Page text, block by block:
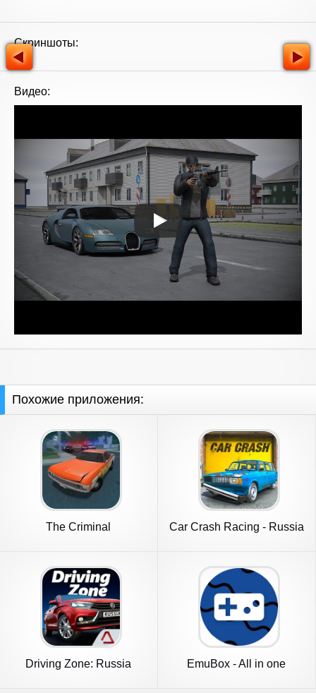
Скриншоты:
Видео:
Похожие приложения:
The Criminal Car Crash Racing - Russia
Driving Zone: Russia
EmuBox - All in one